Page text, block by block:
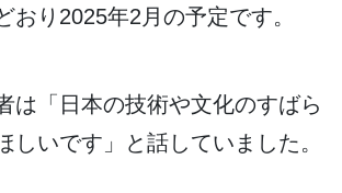
おり2025年2 月 の予定です。
は「 日本の技術や文化のすばら
しいです」と話していました。